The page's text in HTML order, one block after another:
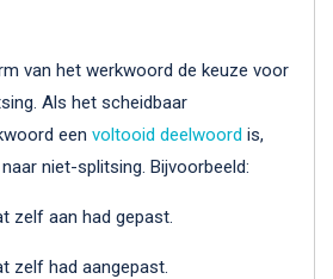
van het werkwoord de keuze voor
Als het scheidbaar
een voltooid deelwoord is,
niet-splitsing. Bijvoorbeeld:
zelf aan had gepast.
zelf had aangepast.